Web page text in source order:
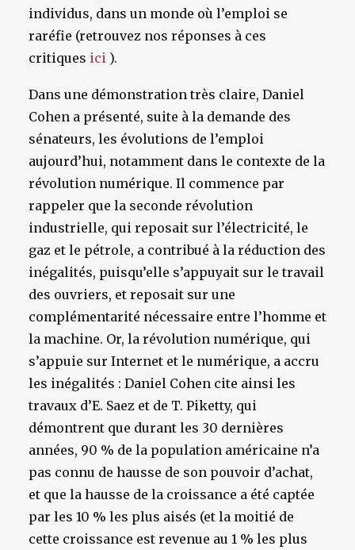
individus, dans un monde où l’emploi se
raréfie (retrouvez nos réponses à ces
critiques ici ).
Dans une démonstration très claire, Daniel
Cohen a présenté, suite à la demande des
sénateurs, les évolutions de l’emploi
aujourd’hui, notamment dans le contexte de la
révolution numérique. Il commence par
rappeler que la seconde révolution
industrielle, qui reposait sur l’électricité, le
gaz et le pétrole, a contribué à la réduction des
inégalités, puisqu’elle s’appuyait sur le travail
des ouvriers, et reposait sur une
complémentarité nécessaire entre l’homme et
la machine. Or, la révolution numérique, qui
s’appuie sur Internet et le numérique, a accru
les inégalités : Daniel Cohen cite ainsi les
travaux d’E. Saez et de T. Piketty, qui
démontrent que durant les 30 dernières
années, 90 % de la population américaine n’a
pas connu de hausse de son pouvoir d’achat,
et que la hausse de la croissance a été captée
par les 10 % les plus aisés (et la moitié de
cette croissance est revenue au 1 % les plus